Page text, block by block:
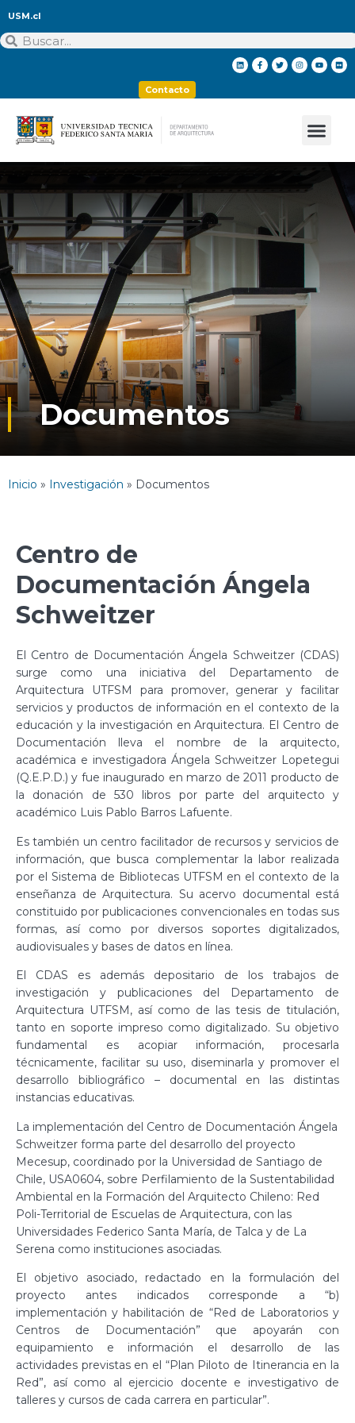
USM.cl
Contacto
Documentos
Inicio » Investigación » Documentos
Centro de
Documentación Ángela
Schweitzer
El Centro de Documentación Ángela Schweitzer (CDAS)
surge como una iniciativa del Departamento de
Arquitectura UTFSM para promover, generar y facilitar
servicios y productos de información en el contexto de la
educación y la investigación en Arquitectura. El Centro de
Documentación lleva el nombre de la arquitecto,
académica e investigadora Ángela Schweitzer Lopetegui
(Q.E.P.D.) y fue inaugurado en marzo de 2011 producto de
la donación de 530 libros por parte del arquitecto y
académico Luis Pablo Barros Lafuente.
Es también un centro facilitador de recursos y servicios de
información, que busca complementar la labor realizada
por el Sistema de Bibliotecas UTFSM en el contexto de la
enseñanza de Arquitectura. Su acervo documental está
constituido por publicaciones convencionales en todas sus
formas, así como por diversos soportes digitalizados,
audiovisuales y bases de datos en línea.
El CDAS es además depositario de los trabajos de
investigación y publicaciones del Departamento de
Arquitectura UTFSM, así como de las tesis de titulación,
tanto en soporte impreso como digitalizado. Su objetivo
fundamental es acopiar información, procesarla
técnicamente, facilitar su uso, diseminarla y promover el
desarrollo bibliográfico – documental en las distintas
instancias educativas.
La implementación del Centro de Documentación Ángela
Schweitzer forma parte del desarrollo del proyecto
Mecesup, coordinado por la Universidad de Santiago de
Chile, USA0604, sobre Perfilamiento de la Sustentabilidad
Ambiental en la Formación del Arquitecto Chileno: Red
Poli-Territorial de Escuelas de Arquitectura, con las
Universidades Federico Santa María, de Talca y de La
Serena como instituciones asociadas.
El objetivo asociado, redactado en la formulación del
proyecto antes indicados corresponde a “b)
implementación y habilitación de “Red de Laboratorios y
Centros de Documentación” que apoyarán con
equipamiento e información el desarrollo de las
actividades previstas en el “Plan Piloto de Itinerancia en la
Red”, así como al ejercicio docente e investigativo de
talleres y cursos de cada carrera en particular”.